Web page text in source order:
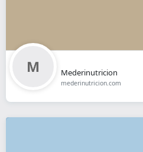
Mederinutricion
mederinutricion.com